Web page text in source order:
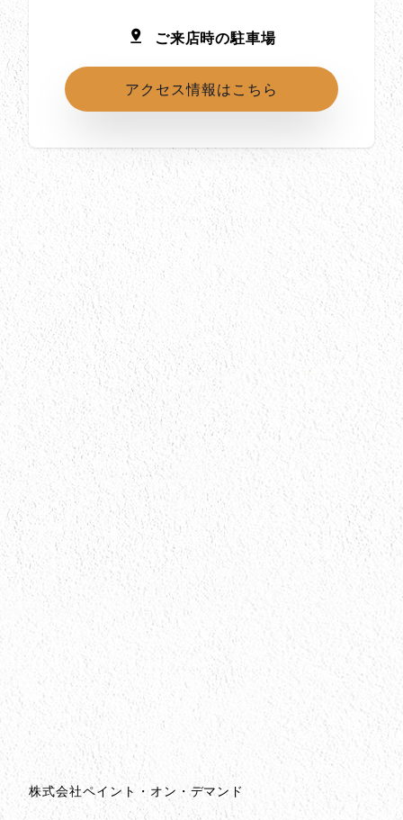
ご来店時の駐車場
アクセス情報はこちら
所在地
会社情報とサイトマップ
会社情報
株式会社ペイント・オン・デマンド